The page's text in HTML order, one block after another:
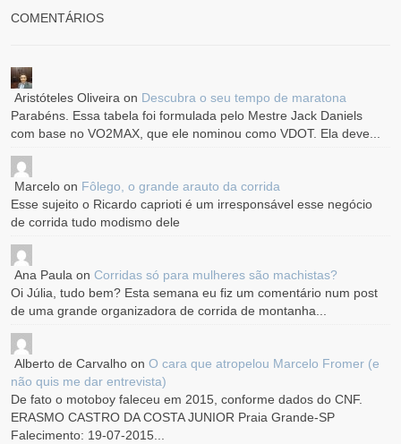
COMENTÁRIOS
Aristóteles Oliveira on Descubra o seu tempo de maratona
Parabéns. Essa tabela foi formulada pelo Mestre Jack Daniels
com base no VO2MAX, que ele nominou como VDOT. Ela deve...
Marcelo on Fôlego, o grande arauto da corrida
Esse sujeito o Ricardo caprioti é um irresponsável esse negócio
de corrida tudo modismo dele
Ana Paula onCorridas só para mulheres são machistas?
Oi Júlia, tudo bem? Esta semana eu fiz um comentário num post
de uma grande organizadora de corrida de montanha...
Alberto de Carvalho onO cara que atropelou Marcelo Fromer (e
não quis me dar entrevista)
De fato o motoboy faleceu em 2015, conforme dados do CNF.
ERASMO CASTRO DA COSTA JUNIOR Praia Grande-SP
Falecimento: 19-07-2015...